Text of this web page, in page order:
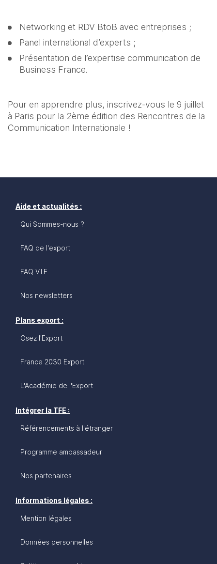
Networking et RDV BtoB avec entreprises ;
Panel international d’experts ;
Présentation de l’expertise communication de
Business France.
Pour en apprendre plus, inscrivez-vous le 9 juillet
à Paris pour la 2ème édition des Rencontres de la
Communication Internationale !
Aide et actualités :
Qui Sommes-nous ?
FAQ de l'export
FAQ V.I.E
Nos newsletters
Plans export :
Osez l'Export
France 2030 Export
L'Académie de l'Export
Intégrer la TFE :
Référencements à l'étranger
Programme ambassadeur
Nos partenaires
Informations légales :
Mention légales
Données personnelles